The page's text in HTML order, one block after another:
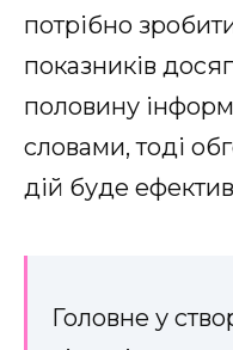
потрібно
показників
половину
словами, тоді
дій буде
Головне у